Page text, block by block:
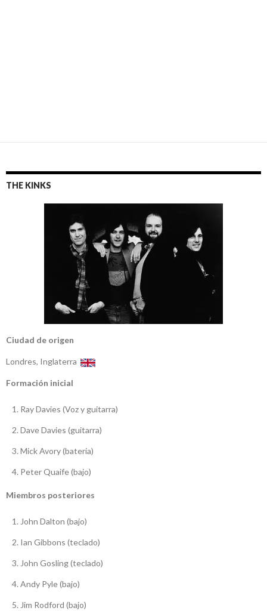
THE KINKS
Ciudad de origen
Londres, Inglaterra
Formación inicial
Ray Davies (Voz y guitarra)
Dave Davies (guitarra)
Mick Avory (bateria)
Peter Quaife (bajo)
Miembros posteriores
John Dalton (bajo)
Ian Gibbons (teclado)
John Gosling (teclado)
Andy Pyle (bajo)
Jim Rodford (bajo)